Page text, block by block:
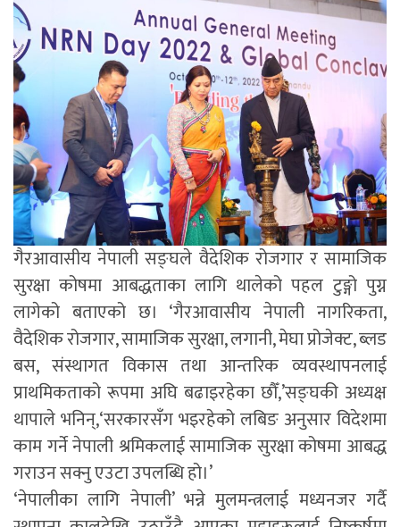
गैरआवासीय नेपाली सङ्घले वैदेशिक रोजगार र सामाजिक
सुरक्षा कोषमा आबद्धताका लागि थालेको पहल टुङ्गो पुग्न
लागेको बताएको छ। ‘गैरआवासीय नेपाली नागरिकता,
वैदेशिक रोजगार, सामाजिक सुरक्षा, लगानी, मेघा प्रोजेक्ट, ब्लड
बस, संस्थागत विकास तथा आन्तरिक व्यवस्थापनलाई
प्राथमिकताको रूपमा अघि बढाइरहेका छौँ,’सङ्घकी अध्यक्ष
थापाले भनिन्,‘सरकारसँग भइरहेको लबिङ अनुसार विदेशमा
काम गर्ने नेपाली श्रमिकलाई सामाजिक सुरक्षा कोषमा आबद्ध
गराउन सक्नु एउटा उपलब्धि हो।’
‘नेपालीका लागि नेपाली’ भन्ने मुलमन्त्रलाई मध्यनजर गर्दै